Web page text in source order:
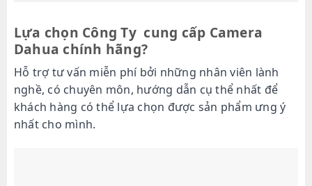
Lựa chọn Công Ty cung cấp Camera
Dahua chính hãng?
Hỗ trợ tư vấn miễn phí bởi những nhân viên lành
nghề, có chuyên môn, hướng dẫn cụ thể nhất để
khách hàng có thể lựa chọn được sản phẩm ưng ý
nhất cho mình.